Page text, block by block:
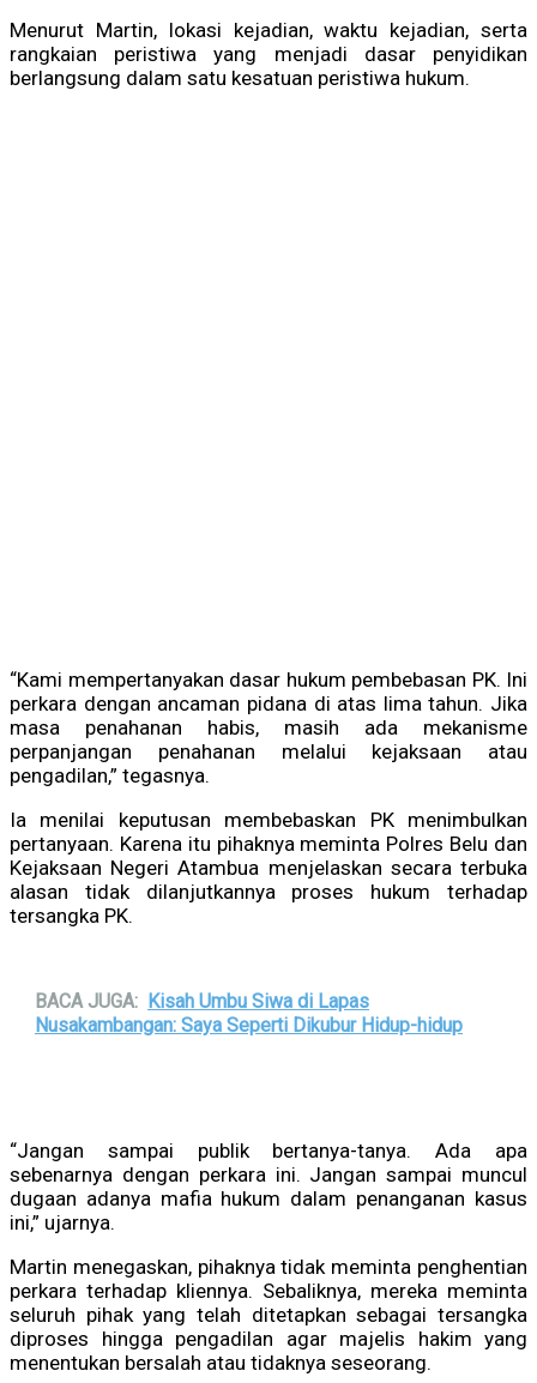
Menurut Martin, lokasi kejadian, waktu kejadian, serta
rangkaian peristiwa yang menjadi dasar penyidikan
berlangsung dalam satu kesatuan peristiwa hukum.
“Kami mempertanyakan dasar hukum pembebasan PK. Ini
perkara dengan ancaman pidana di atas lima tahun. Jika
masa penahanan habis, masih ada mekanisme
perpanjangan penahanan melalui kejaksaan atau
pengadilan,” tegasnya.
Ia menilai keputusan membebaskan PK menimbulkan
pertanyaan. Karena itu pihaknya meminta Polres Belu dan
Kejaksaan Negeri Atambua menjelaskan secara terbuka
alasan tidak dilanjutkannya proses hukum terhadap
tersangka PK.
BACA JUGA: Kisah Umbu Siwa di Lapas
Nusakambangan: Saya Seperti Dikubur Hidup-hidup
“Jangan sampai publik bertanya-tanya. Ada apa
sebenarnya dengan perkara ini. Jangan sampai muncul
dugaan adanya mafia hukum dalam penanganan kasus
ini,” ujarnya.
Martin menegaskan, pihaknya tidak meminta penghentian
perkara terhadap kliennya. Sebaliknya, mereka meminta
seluruh pihak yang telah ditetapkan sebagai tersangka
diproses hingga pengadilan agar majelis hakim yang
menentukan bersalah atau tidaknya seseorang.